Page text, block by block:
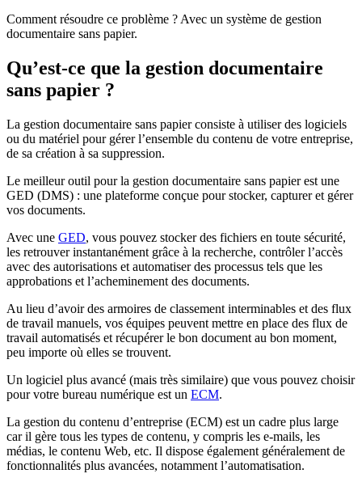
Comment résoudre ce problème ? Avec un système de gestion
documentaire sans papier.
Qu’est-ce que la gestion documentaire
sans papier ?
La gestion documentaire sans papier consiste à utiliser des logiciels
ou du matériel pour gérer l’ensemble du contenu de votre entreprise,
de sa création à sa suppression.
Le meilleur outil pour la gestion documentaire sans papier est une
GED (DMS) : une plateforme conçue pour stocker, capturer et gérer
vos documents.
Avec une GED, vous pouvez stocker des fichiers en toute sécurité,
les retrouver instantanément grâce à la recherche, contrôler l’accès
avec des autorisations et automatiser des processus tels que les
approbations et l’acheminement des documents.
Au lieu d’avoir des armoires de classement interminables et des flux
de travail manuels, vos équipes peuvent mettre en place des flux de
travail automatisés et récupérer le bon document au bon moment,
peu importe où elles se trouvent.
Un logiciel plus avancé (mais très similaire) que vous pouvez choisir
pour votre bureau numérique est un ECM.
La gestion du contenu d’entreprise (ECM) est un cadre plus large
car il gère tous les types de contenu, y compris les e-mails, les
médias, le contenu Web, etc. Il dispose également généralement de
fonctionnalités plus avancées, notamment l’automatisation.